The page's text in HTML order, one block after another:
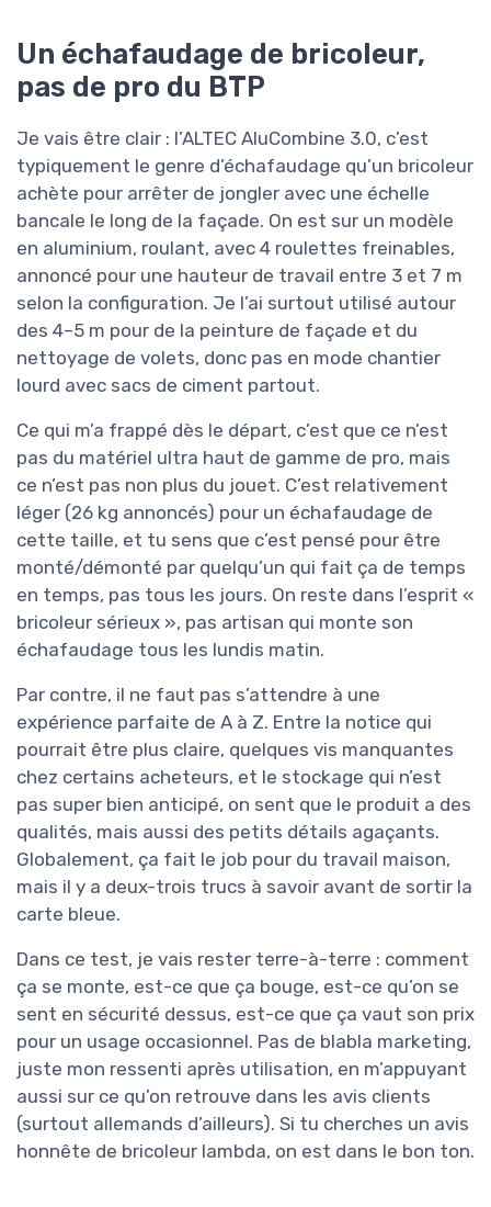
Un échafaudage de bricoleur,
pas de pro du BTP
Je vais être clair : l’ALTEC AluCombine 3.0, c’est
typiquement le genre d’échafaudage qu’un bricoleur
achète pour arrêter de jongler avec une échelle
bancale le long de la façade. On est sur un modèle
en aluminium, roulant, avec 4 roulettes freinables,
annoncé pour une hauteur de travail entre 3 et 7 m
selon la configuration. Je l’ai surtout utilisé autour
des 4–5 m pour de la peinture de façade et du
nettoyage de volets, donc pas en mode chantier
lourd avec sacs de ciment partout.
Ce qui m’a frappé dès le départ, c’est que ce n’est
pas du matériel ultra haut de gamme de pro, mais
ce n’est pas non plus du jouet. C’est relativement
léger (26 kg annoncés) pour un échafaudage de
cette taille, et tu sens que c’est pensé pour être
monté/démonté par quelqu’un qui fait ça de temps
en temps, pas tous les jours. On reste dans l’esprit «
bricoleur sérieux », pas artisan qui monte son
échafaudage tous les lundis matin.
Par contre, il ne faut pas s’attendre à une
expérience parfaite de A à Z. Entre la notice qui
pourrait être plus claire, quelques vis manquantes
chez certains acheteurs, et le stockage qui n’est
pas super bien anticipé, on sent que le produit a des
qualités, mais aussi des petits détails agaçants.
Globalement, ça fait le job pour du travail maison,
mais il y a deux-trois trucs à savoir avant de sortir la
carte bleue.
Dans ce test, je vais rester terre-à-terre : comment
ça se monte, est-ce que ça bouge, est-ce qu’on se
sent en sécurité dessus, est-ce que ça vaut son prix
pour un usage occasionnel. Pas de blabla marketing,
juste mon ressenti après utilisation, en m’appuyant
aussi sur ce qu’on retrouve dans les avis clients
(surtout allemands d’ailleurs). Si tu cherches un avis
honnête de bricoleur lambda, on est dans le bon ton.